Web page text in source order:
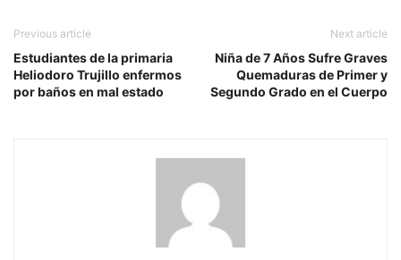
Previous article
Estudiantes de la primaria
Heliodoro Trujillo enfermos
por baños en mal estado
Next article
Niña de 7 Años Sufre Graves
Quemaduras de Primer y
Segundo Grado en el Cuerpo